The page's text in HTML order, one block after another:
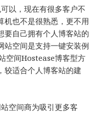
以，现在有很多客户不
机也不是很熟悉，更不用
要自己拥有个人博客站的
站空间是支持一键安装例
空间Hostease博客型方
较适合个人博客站的建
空间商为吸引更多客